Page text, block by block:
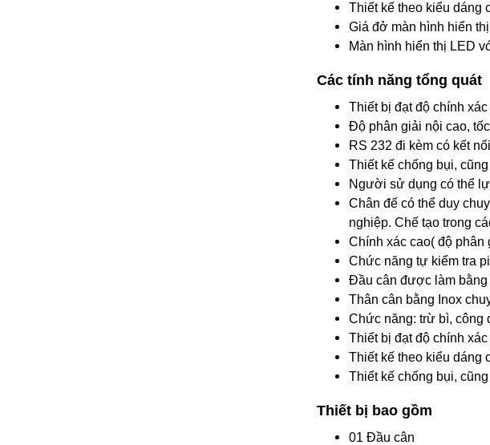
Thiết kế theo kiểu dáng
Giá đở màn hình hiển
Màn hình hiển thị LED
Các tính năng tổng quát
Thiết bị đạt độ chính
Độ phân giải nội cao,
RS 232 đi kèm có kết
Thiết kế chống bụi,
Người sử dụng có thể
Chân đế có thể duy
nghiệp. Chế tạo trong
Chính xác cao( độ phân
Chức năng tự kiểm tra
Đầu cân được làm bằng
Thân cân bằng Inox
Chức năng: trừ bì, công
Thiết bị đạt độ chính
Thiết kế theo kiểu dáng
Thiết kế chống bụi,
Thiết bị bao gồm
01 Đầu cân